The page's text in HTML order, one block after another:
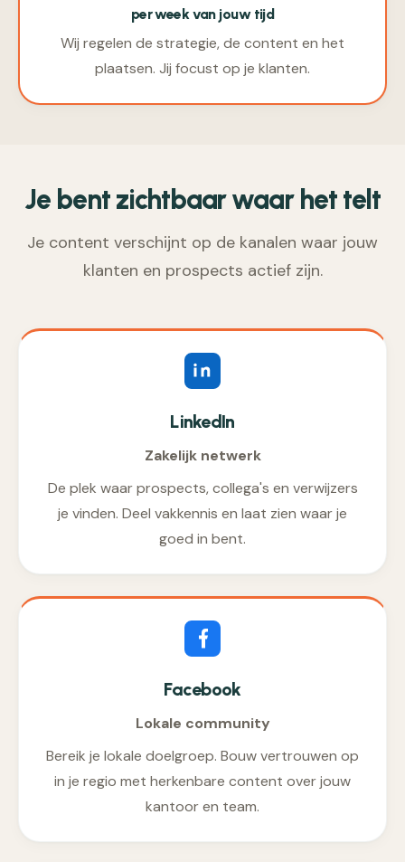
per week van jouw tijd
Wij regelen de strategie, de content en het
plaatsen. Jij focust op je klanten.
Je bent zichtbaar waar het telt
Je content verschijnt op de kanalen waar jouw
klanten en prospects actief zijn.
LinkedIn
Zakelijk netwerk
De plek waar prospects, collega's en verwijzers
je vinden. Deel vakkennis en laat zien waar je
goed in bent.
Facebook
Lokale community
Bereik je lokale doelgroep. Bouw vertrouwen op
in je regio met herkenbare content over jouw
kantoor en team.